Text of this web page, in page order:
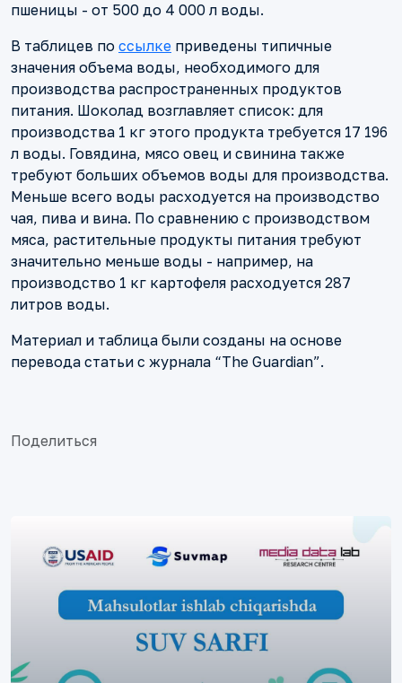
пшеницы - от 500 до 4 000 л воды.
В таблицев по ссылке приведены типичные
значения объема воды, необходимого для
производства распространенных продуктов
питания. Шоколад возглавляет список: для
производства 1 кг этого продукта требуется 17 196
л воды. Говядина, мясо овец и свинина также
требуют больших объемов воды для производства.
Меньше всего воды расходуется на производство
чая, пива и вина. По сравнению с производством
мяса, растительные продукты питания требуют
значительно меньше воды - например, на
производство 1 кг картофеля расходуется 287
литров воды.
Материал и таблица были созданы на основе
перевода статьи с журнала “The Guardian”.
Поделиться